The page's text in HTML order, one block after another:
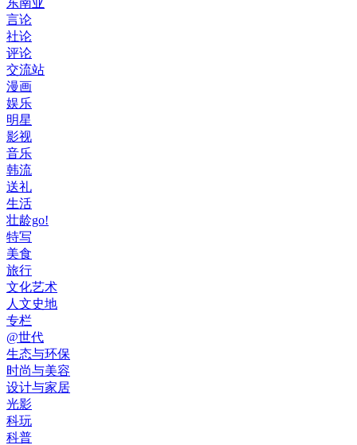
东南亚
言论
社论
评论
交流站
漫画
娱乐
明星
影视
音乐
韩流
送礼
生活
壮龄go!
特写
美食
旅行
文化艺术
人文史地
专栏
@世代
生态与环保
时尚与美容
设计与家居
光影
科玩
科普